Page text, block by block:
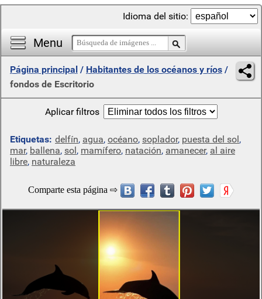
Menu
Idioma del sitio:
Página principal / Habitantes de los océanos y ríos /
fondos de Escritorio
Aplicar filtros
Etiquetas: delfín, agua, océano, soplador, puesta del sol,
mar, ballena, sol, mamífero, natación, amanecer, al aire
libre, naturaleza